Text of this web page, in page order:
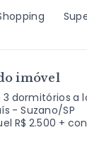
imóvel
dormitórios a
- Suzano/SP
R$ 2.500 +